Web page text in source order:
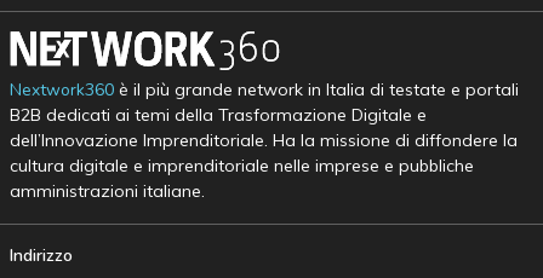
Nextwork360è il più grande network in Italia di testate e portali
B2B dedicati ai temi della Trasformazione Digitale e
dell’Innovazione Imprenditoriale. Ha la missione di diffondere la
cultura digitale e imprenditoriale nelle imprese e pubbliche
amministrazioni italiane.
Indirizzo